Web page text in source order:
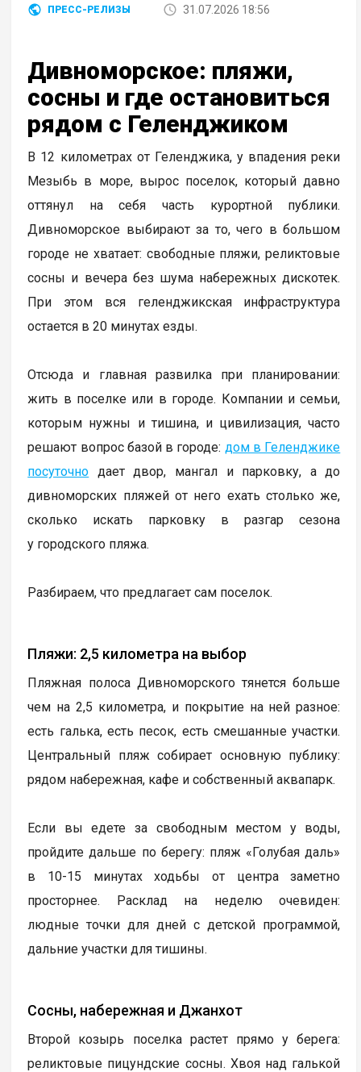
ПРЕСС-РЕЛИЗЫ 31.07.2026 18:56
Дивноморское: пляжи,
сосны и где остановиться
рядом с Геленджиком
В 12 километрах от Геленджика, у впадения реки
Мезыбь в море, вырос поселок, который давно
оттянул на себя часть курортной публики.
Дивноморское выбирают за то, чего в большом
городе не хватает: свободные пляжи, реликтовые
сосны и вечера без шума набережных дискотек.
При этом вся геленджикская инфраструктура
остается в 20 минутах езды.
Отсюда и главная развилка при планировании:
жить в поселке или в городе. Компании и семьи,
которым нужны и тишина, и цивилизация, часто
решают вопрос базой в городе: дом в Геленджике
посуточно дает двор, мангал и парковку, а до
дивноморских пляжей от него ехать столько же,
сколько искать парковку в разгар сезона
у городского пляжа.
Разбираем, что предлагает сам поселок.
Пляжи: 2,5 километра на выбор
Пляжная полоса Дивноморского тянется больше
чем на 2,5 километра, и покрытие на ней разное:
есть галька, есть песок, есть смешанные участки.
Центральный пляж собирает основную публику:
рядом набережная, кафе и собственный аквапарк.
Если вы едете за свободным местом у воды,
пройдите дальше по берегу: пляж «Голубая даль»
в 10-15 минутах ходьбы от центра заметно
просторнее. Расклад на неделю очевиден:
людные точки для дней с детской программой,
дальние участки для тишины.
Сосны, набережная и Джанхот
Второй козырь поселка растет прямо у берега:
реликтовые пицундские сосны. Хвоя над галькой